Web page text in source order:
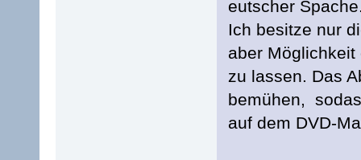
eutscher
Ich besitze nur
aber
zu lassen. Das
bemühen,
auf dem DVD-